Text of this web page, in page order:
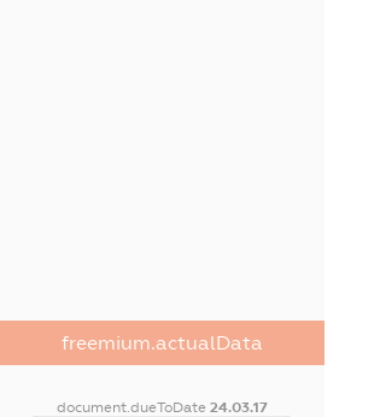
freemium.actualData
document.dueToDate 24.03.17